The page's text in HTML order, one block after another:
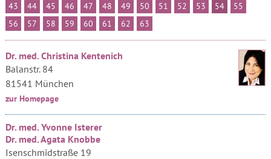
43
44 45 46 47 48 49 50 51 52 53 54
55
56
57 58 59 60 61 62 63
Dr. med. Christina Kentenich
Balanstr. 84
81541 München
zur Homepage
Dr. med. Yvonne Isterer
Dr. med. Agata Knobbe
Isenschmidstraße 19